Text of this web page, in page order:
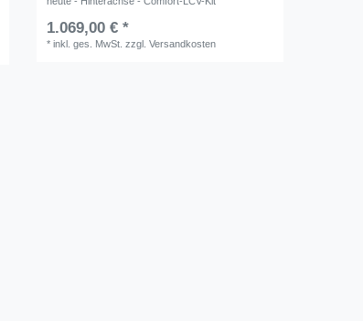
1.069,00 € *
*inkl. ges. MwSt. zzgl.Versandkosten